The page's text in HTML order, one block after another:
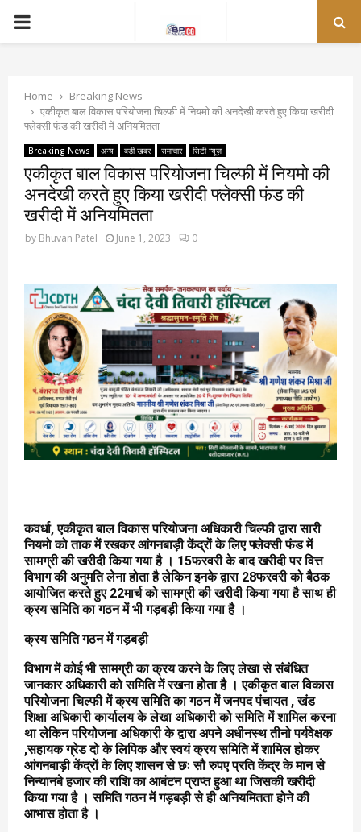
PRIMARY
Home
Breaking News
एकीकृत बाल विकास परियोजना चिल्फी में नियमो की अनदेखी करते हुए किया खरीदी
फ्लेक्सी फंड की खरीदी में अनियमितता
Breaking News अन्य बड़ी खबर समाचार सिटी न्यूज़
एकीकृत बाल विकास परियोजना चिल्फी में नियमो की
अनदेखी करते हुए किया खरीदी फ्लेक्सी फंड की
खरीदी में अनियमितता
by Bhuvan Patel June 1, 2023 0
कवर्धा, एकीकृत बाल विकास परियोजना अधिकारी चिल्फी द्वारा सारी
नियमो को ताक में रखकर आंगनबाड़ी केंद्रों के लिए फ्लेक्सी फंड में
सामग्री की खरीदी किया गया है । 15फरवरी के बाद खरीदी पर वित्त
विभाग की अनुमति लेना होता है लेकिन इनके द्वारा 28फरवरी को बैठक
आयोजित करते हुए 22मार्च को सामग्री की खरीदी किया गया है साथ ही
क्रय समिति का गठन में भी गड़बड़ी किया गया है ।
क्रय समिति गठन में गड़बड़ी
विभाग में कोई भी सामग्री का क्रय करने के लिए लेखा से संबंधित
जानकार अधिकारी को समिति में रखना होता है । एकीकृत बाल विकास
परियोजना चिल्फी में क्रय समिति का गठन में जनपद पंचायत , खंड
शिक्षा अधिकारी कार्यालय के लेखा अधिकारी को समिति में शामिल करना
था लेकिन परियोजना अधिकारी के द्वारा अपने अधीनस्थ तीनो पर्यवेक्षक
,सहायक ग्रेड दो के लिपिक और स्वयं क्रय समिति में शामिल होकर
आंगनबाड़ी केंद्रों के लिए शासन से छः सौ रुपए प्रति केंद्र के मान से
निन्यानबे हजार की राशि का आबंटन प्राप्त हुआ था जिसकी खरीदी
किया गया है । समिति गठन में गड़बड़ी से ही अनियमितता होने की
आभास होता है ।